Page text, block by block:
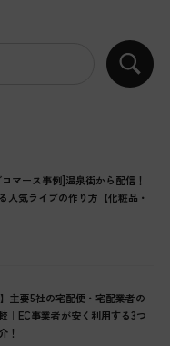
マース事例]温泉街から配信！
人気ライブの作り方【化粧品・
】主要5社の宅配便・宅配業者の
｜EC事業者が安く利用する3つ
！